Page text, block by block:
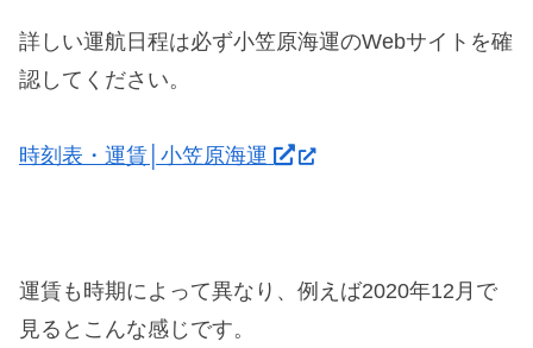
詳しい運航日程は必ず小笠原海運のWebサイトを確
認してください。
時刻表・運賃│小笠原海運
運賃も時期によって異なり、例えば2020年12月で
見るとこんな感じです。